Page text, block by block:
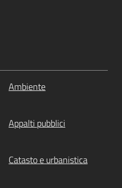
Ambiente
Appalti pubblici
Catasto e urbanistica